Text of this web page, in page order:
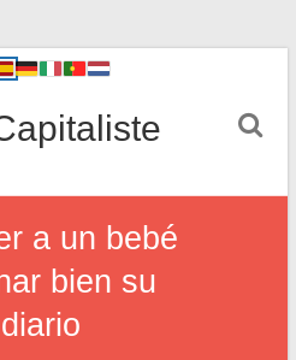
a un bebé
bien su